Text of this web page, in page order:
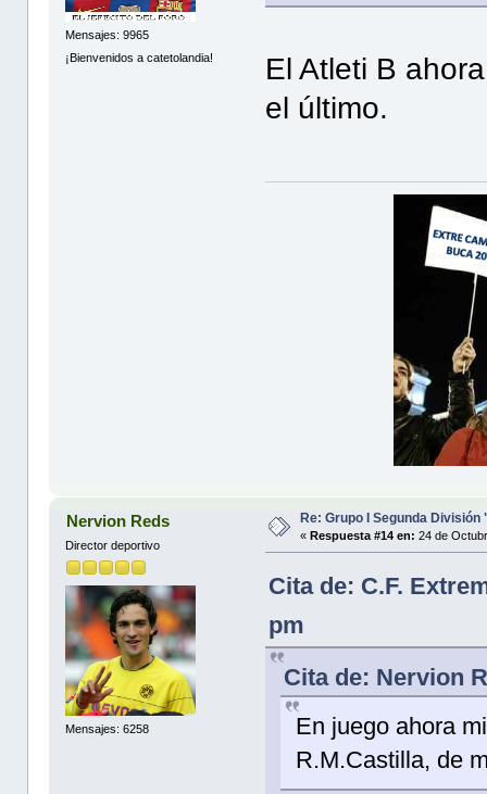
Mensajes: 9965
¡Bienvenidos a catetolandia!
El Atleti B
el último.
Nervion Reds
Director deportivo
Mensajes: 6258
Re: Grupo I Segunda División
«Respuesta #14 en: 24 de
Cita de: C.F.
pm
Cita de: Nervion
En juego ahora
R.M.Castilla, de